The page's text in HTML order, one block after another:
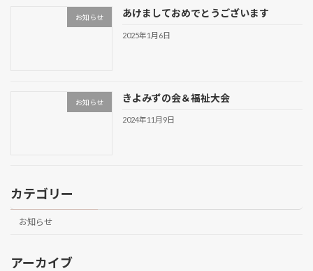
お知らせ あけましておめでとうございます
2025年1月6日
お知らせ きよみずの会＆福祉大会
2024年11月9日
カテゴリー
お知らせ
アーカイブ